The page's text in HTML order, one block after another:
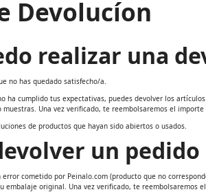
Devolucíon
realizar una
no has quedado satisfecho/a.
ha cumplido tus expectativas, puedes devolver los
Una vez verificado, te reembolsaremos el
de productos que hayan sido abiertos o usados.
un
cometido por Peinalo.com (producto que no
embalaje original. Una vez verificado, te reembolsaremos